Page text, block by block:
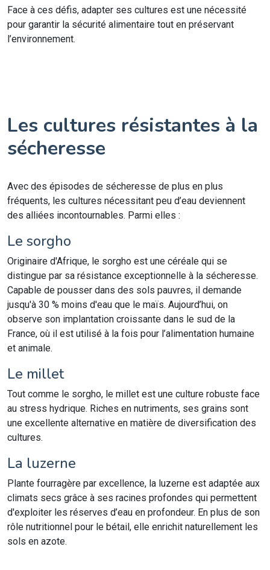
Face à ces défis, adapter ses cultures est une nécessité
pour garantir la sécurité alimentaire tout en préservant
l’environnement.
Les cultures résistantes à la
sécheresse
Avec des épisodes de sécheresse de plus en plus
fréquents, les cultures nécessitant peu d’eau deviennent
des alliées incontournables. Parmi elles :
Le sorgho
Originaire d'Afrique, le sorgho est une céréale qui se
distingue par sa résistance exceptionnelle à la sécheresse.
Capable de pousser dans des sols pauvres, il demande
jusqu'à 30 % moins d'eau que le maïs. Aujourd’hui, on
observe son implantation croissante dans le sud de la
France, où il est utilisé à la fois pour l’alimentation humaine
et animale.
Le millet
Tout comme le sorgho, le millet est une culture robuste face
au stress hydrique. Riches en nutriments, ses grains sont
une excellente alternative en matière de diversification des
cultures.
La luzerne
Plante fourragère par excellence, la luzerne est adaptée aux
climats secs grâce à ses racines profondes qui permettent
d'exploiter les réserves d’eau en profondeur. En plus de son
rôle nutritionnel pour le bétail, elle enrichit naturellement les
sols en azote.